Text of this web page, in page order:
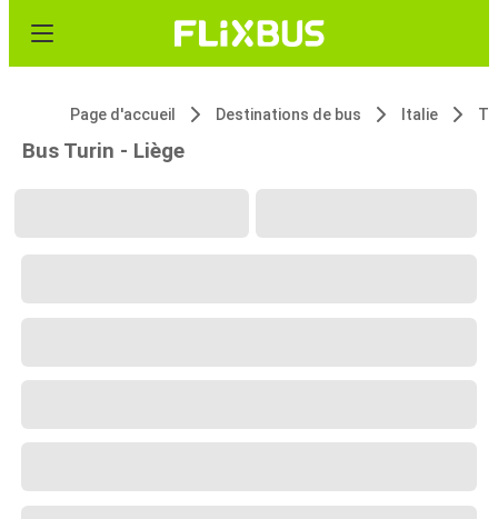
Page d'accueil Destinations de bus Italie
Bus Turin - Liège